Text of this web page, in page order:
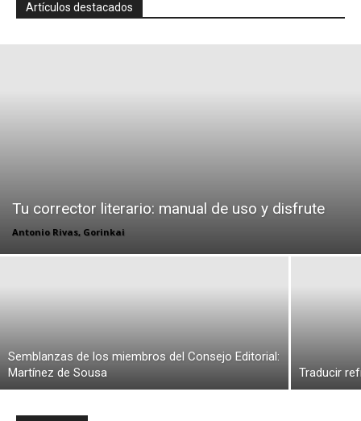
Artículos destacados
Tu corrector literario: manual de uso y disfrute
Antonio Rivas, Gorinkai
Semblanzas de los miembros del Consejo Editorial:
Martínez de Sousa
Traducir